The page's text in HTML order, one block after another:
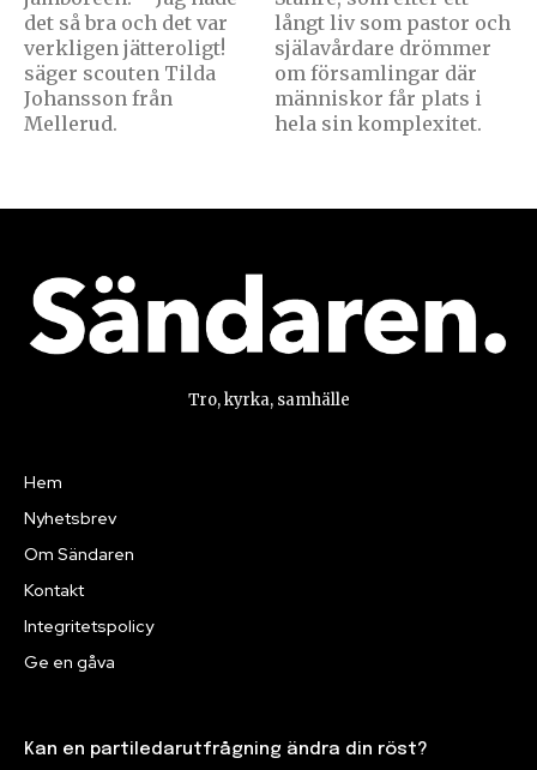
det så bra och det var
verkligen jätteroligt!
säger scouten Tilda
Johansson från
Mellerud.
långt liv som pastor och
själavårdare drömmer
om församlingar där
människor får plats i
hela sin komplexitet.
Tro, kyrka, samhälle
Hem
Nyhetsbrev
Om Sändaren
Kontakt
Integritetspolicy
Ge en gåva
Kan en partiledarutfrågning ändra din röst?